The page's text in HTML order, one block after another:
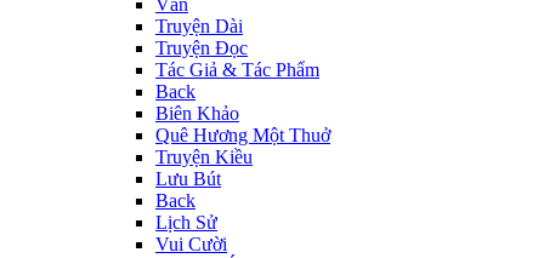
Văn
Truyện Dài
Truyện Đọc
Tác Giả & Tác Phẩm
Back
Biên Khảo
Quê Hương Một Thuở
Truyện Kiều
Lưu Bút
Back
Lịch Sử
Vui Cười